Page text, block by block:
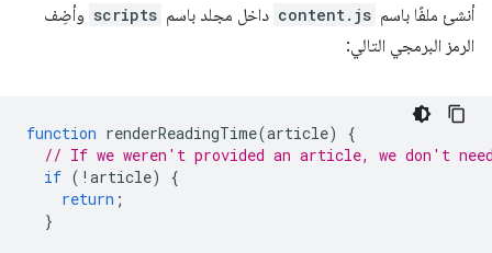
أنشئ ملفًا باسم content.js داخل مجلد باسم scripts وأضِف
الرمز البرمجي التالي:
function renderReadingTime(article)
{
// If we weren't provided an article, we don't
if ( ! article)
{
return ;
}